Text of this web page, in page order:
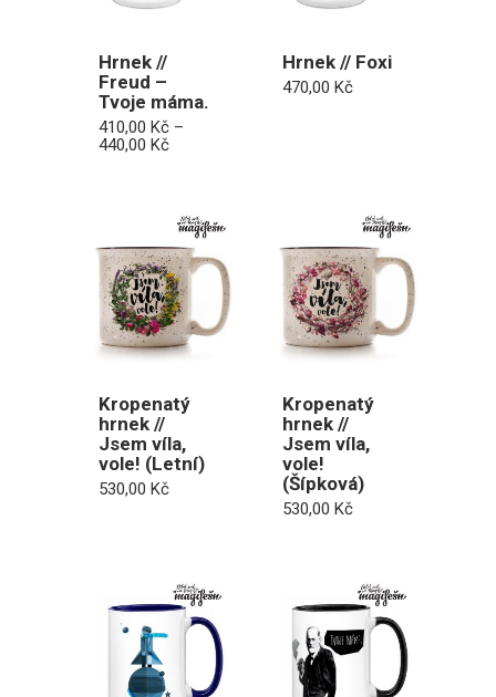
Hrnek //
Freud –
Tvoje máma.
410,00 Kč –
440,00 KčRozpětí
440,00 Kč
Hrnek // Foxi
470,00Kč
Kropenatý
hrnek //
Jsem víla,
vole! (Letní)
530,00 Kč
Kropenatý
hrnek //
Jsem víla,
vole!
(Šípková)
530,00Kč